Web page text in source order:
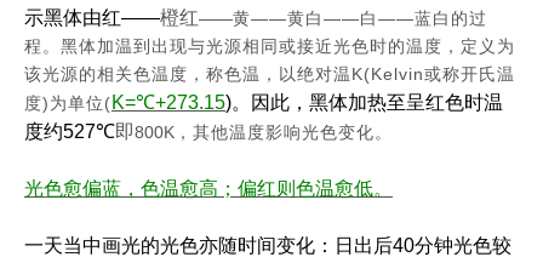
示黑体由红——橙红——黄——黄白 ——白 ——蓝白的过
程。黑体加温到出现与光源相同或接近光色时的温度，定义为
该光源的相关色温度，称色温，以绝对温 K(Kelvin或称开氏温
度) 为单位 (K=℃+273.15)。因此，黑体加热至呈红色时温
度约527℃即800K ，其他温度影响光色变化。
光色愈偏蓝，色温愈高；偏红则色温愈低。
一天当中画光的光色亦随时间变化：日出后40分钟光色较